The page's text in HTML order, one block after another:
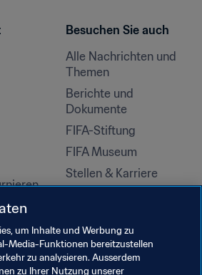
Besuchen Sie auch
Alle Nachrichten und
Themen
Berichte und
Dokumente
FIFA-Stiftung
FIFA Museum
Stellen & Karriere
um Inhalte und Werbung zu
Media-Funktionen bereitzustellen
zu analysieren. Ausserdem
zu Ihrer Nutzung unserer